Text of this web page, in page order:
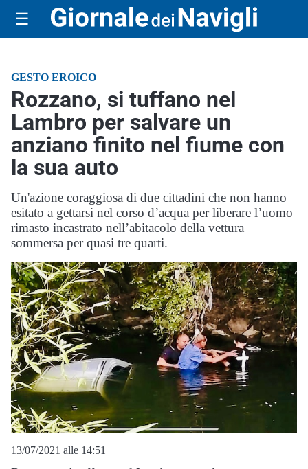
☰
GESTO EROICO
Rozzano, si tuffano nel
Lambro per salvare un
anziano finito nel fiume con
la sua auto
Un'azione coraggiosa di due cittadini che non hanno
esitato a gettarsi nel corso d’acqua per liberare l’uomo
rimasto incastrato nell’abitacolo della vettura
sommersa per quasi tre quarti.
13/07/2021 alle 14:51